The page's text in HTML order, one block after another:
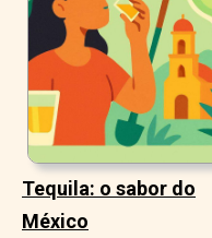
Tequila: o sabor do
México